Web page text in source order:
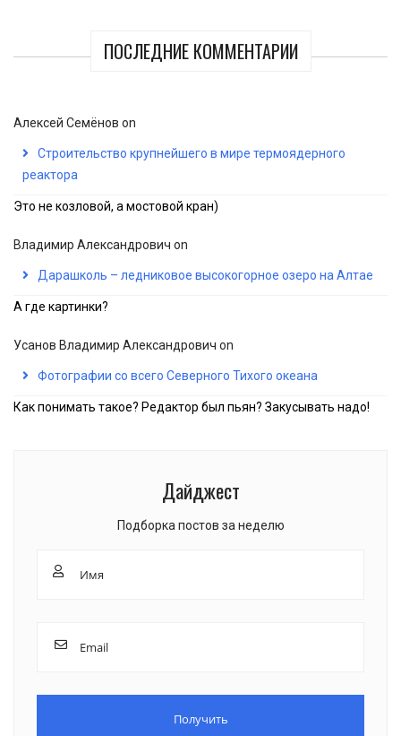
ПОСЛЕДНИЕ КОММЕНТАРИИ
Алексей Семёнов on
Строительство крупнейшего в мире термоядерного
реактора
Это не козловой, а мостовой кран)
Владимир Александрович on
Дарашколь – ледниковое высокогорное озеро на Алтае
А где картинки?
Усанов Владимир Александрович on
Фотографии со всего Северного Тихого океана
Как понимать такое? Редактор был пьян? Закусывать надо!
Дайджест
Подборка постов за неделю